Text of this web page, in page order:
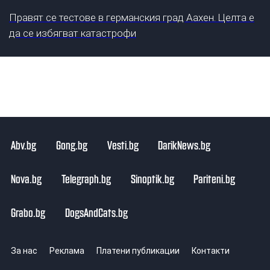
Правят се тестове в германския град Аахен. Целта е
да се избягват катастрофи
Abv.bg Gong.bg Vesti.bg DarikNews.bg
Nova.bg Telegraph.bg Sinoptik.bg Pariteni.bg
Grabo.bg DogsAndCats.bg
За нас Реклама Платени публикации Контакти